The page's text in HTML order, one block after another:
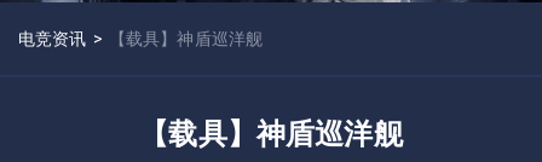
电竞资讯 > 【载具】神盾巡洋舰
【载具】神盾巡洋舰